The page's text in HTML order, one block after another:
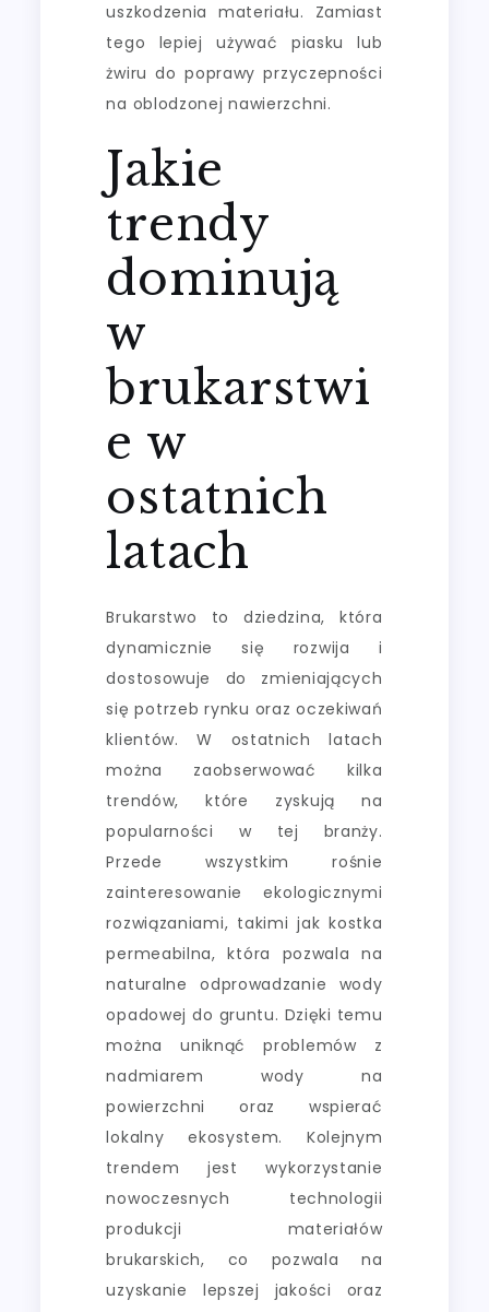
uszkodzenia materiału. Zamiast
tego lepiej używać piasku lub
żwiru do poprawy przyczepności
na oblodzonej nawierzchni.
Jakie
trendy
dominują
w
brukarstwi
e w
ostatnich
latach
Brukarstwo to dziedzina, która
dynamicznie się rozwija i
dostosowuje do zmieniających
się potrzeb rynku oraz oczekiwań
klientów. W ostatnich latach
można zaobserwować kilka
trendów, które zyskują na
popularności w tej branży.
Przede wszystkim rośnie
zainteresowanie ekologicznymi
rozwiązaniami, takimi jak kostka
permeabilna, która pozwala na
naturalne odprowadzanie wody
opadowej do gruntu. Dzięki temu
można uniknąć problemów z
nadmiarem wody na
powierzchni oraz wspierać
lokalny ekosystem. Kolejnym
trendem jest wykorzystanie
nowoczesnych technologii
produkcji materiałów
brukarskich, co pozwala na
uzyskanie lepszej jakości oraz